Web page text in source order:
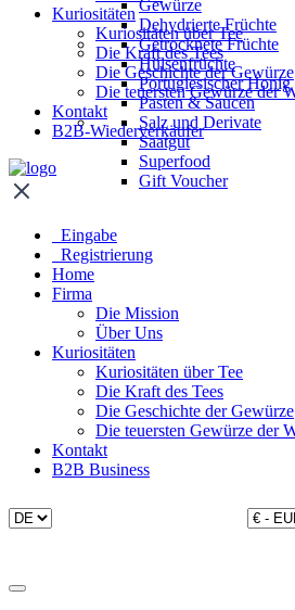
Gewürze
Dehydrierte Früchte
Getrocknete Früchte
Hülsenfrüchte
Portugiesischer Honig
Pasten & Saucen
Salz und Derivate
Saatgut
Superfood
Gift Voucher
Kuriositäten
Kuriositäten über Tee
Die Kraft des Tees
Die Geschichte der Gewürze
Die teuersten Gewürze der
Kontakt
B2B-Wiederverkäufer
Eingabe
Registrierung
Home
Firma
Die Mission
Über Uns
Kuriositäten
Kuriositäten über Tee
Die Kraft des Tees
Die Geschichte der Gewürze
Die teuersten Gewürze der
Kontakt
B2B Business